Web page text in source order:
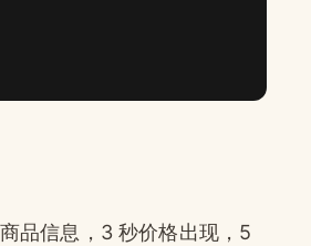
品信息，3 秒价格出现，5